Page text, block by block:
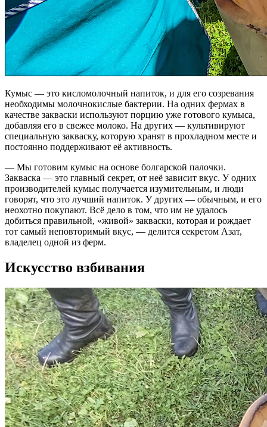
Кумыс — это кисломолочный напиток, и для его созревания
необходимы молочнокислые бактерии. На одних фермах в
качестве закваски используют порцию уже готового кумыса,
добавляя его в свежее молоко. На других — культивируют
специальную закваску, которую хранят в прохладном месте и
постоянно поддерживают её активность.
— Мы готовим кумыс на основе болгарской палочки.
Закваска — это главный секрет, от неё зависит вкус. У одних
производителей кумыс получается изумительным, и люди
говорят, что это лучший напиток. У других — обычным, и его
неохотно покупают. Всё дело в том, что им не удалось
добиться правильной, «живой» закваски, которая и рождает
тот самый неповторимый вкус, — делится секретом Азат,
владелец одной из ферм.
Искусство взбивания